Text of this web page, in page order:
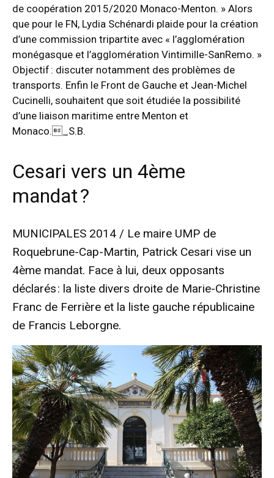
de coopération 2015/2020 Monaco-Menton. » Alors
que pour le FN, Lydia Schénardi plaide pour la création
d’une commission tripartite avec « l’agglomération
monégasque et l’agglomération Vintimille-SanRemo. »
Objectif : discuter notamment des problèmes de
transports. Enfin le Front de Gauche et Jean-Michel
Cucinelli, souhaitent que soit étudiée la possibilité
d’une liaison maritime entre Menton et
Monaco._S.B.
Cesari vers un 4ème
mandat ?
MUNICIPALES 2014 / Le maire UMP de
Roquebrune-Cap-Martin, Patrick Cesari vise un
4ème mandat. Face à lui, deux opposants
déclarés : la liste divers droite de Marie-Christine
Franc de Ferrière et la liste gauche républicaine
de Francis Leborgne.